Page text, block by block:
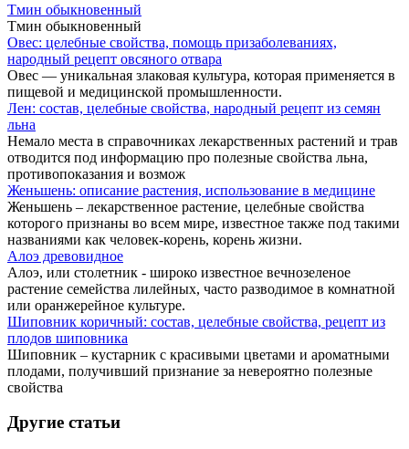
Тмин обыкновенный
Тмин обыкновенный
Овес: целебные свойства, помощь призаболеваниях,
народный рецепт овсяного отвара
Овес — уникальная злаковая культура, которая применяется в
пищевой и медицинской промышленности.
Лен: состав, целебные свойства, народный рецепт из семян
льна
Немало места в справочниках лекарственных растений и трав
отводится под информацию про полезные свойства льна,
противопоказания и возмож
Женьшень: описание растения, использование в медицине
Женьшень – лекарственное растение, целебные свойства
которого признаны во всем мире, известное также под такими
названиями как человек-корень, корень жизни.
Алоэ древовидное
Алоэ, или столетник - широко известное вечнозеленое
растение семейства лилейных, часто разводимое в комнатной
или оранжерейное культуре.
Шиповник коричный: состав, целебные свойства, рецепт из
плодов шиповника
Шиповник – кустарник с красивыми цветами и ароматными
плодами, получивший признание за невероятно полезные
свойства
Другие статьи